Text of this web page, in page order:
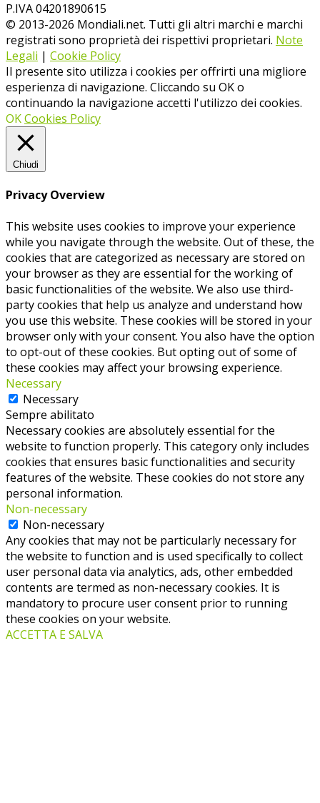
P.IVA 04201890615
© 2013-2026 Mondiali.net. Tutti gli altri marchi e marchi
registrati sono proprietà dei rispettivi proprietari. Note
Legali | Cookie Policy
Il presente sito utilizza i cookies per offrirti una migliore
esperienza di navigazione. Cliccando su OK o
continuando la navigazione accetti l'utilizzo dei cookies.
OKCookies Policy
Chiudi
Privacy Overview
This website uses cookies to improve your experience
while you navigate through the website. Out of these, the
cookies that are categorized as necessary are stored on
your browser as they are essential for the working of
basic functionalities of the website. We also use third-
party cookies that help us analyze and understand how
you use this website. These cookies will be stored in your
browser only with your consent. You also have the option
to opt-out of these cookies. But opting out of some of
these cookies may affect your browsing experience.
Necessary
Necessary
Sempre abilitato
Necessary cookies are absolutely essential for the
website to function properly. This category only includes
cookies that ensures basic functionalities and security
features of the website. These cookies do not store any
personal information.
Non-necessary
Non-necessary
Any cookies that may not be particularly necessary for
the website to function and is used specifically to collect
user personal data via analytics, ads, other embedded
contents are termed as non-necessary cookies. It is
mandatory to procure user consent prior to running
these cookies on your website.
ACCETTA E SALVA